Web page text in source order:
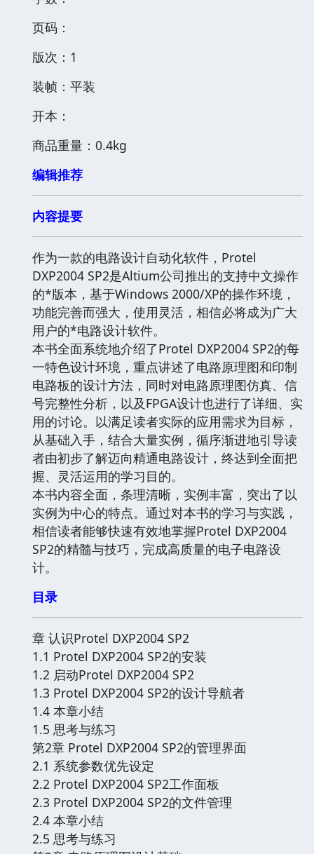
页码：
版次：1
装帧：平装
开本：
商品重量：0.4kg
编辑推荐
内容提要
作为一款的电路设计自动化软件，Protel
DXP2004 SP2是Altium公司推出的支持中文操作
的*版本，基于Windows 2000/XP的操作环境，
功能完善而强大，使用灵活，相信必将成为广大
用户的*电路设计软件。
本书全面系统地介绍了Protel DXP2004 SP2的每
一特色设计环境，重点讲述了电路原理图和印制
电路板的设计方法，同时对电路原理图仿真、信
号完整性分析，以及FPGA设计也进行了详细、实
用的讨论。以满足读者实际的应用需求为目标，
从基础入手，结合大量实例，循序渐进地引导读
者由初步了解迈向精通电路设计，终达到全面把
握、灵活运用的学习目的。
本书内容全面，条理清晰，实例丰富，突出了以
实例为中心的特点。通过对本书的学习与实践，
相信读者能够快速有效地掌握Protel DXP2004
SP2的精髓与技巧，完成高质量的电子电路设
计。
目录
章 认识Protel DXP2004 SP2
1.1 Protel DXP2004 SP2的安装
1.2 启动Protel DXP2004 SP2
1.3 Protel DXP2004 SP2的设计导航者
1.4 本章小结
1.5 思考与练习
第2章 Protel DXP2004 SP2的管理界面
2.1 系统参数优先设定
2.2 Protel DXP2004 SP2工作面板
2.3 Protel DXP2004 SP2的文件管理
2.4 本章小结
2.5 思考与练习